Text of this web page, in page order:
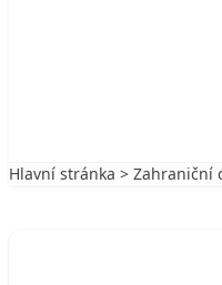
Hlavní stránka > Zahraniční